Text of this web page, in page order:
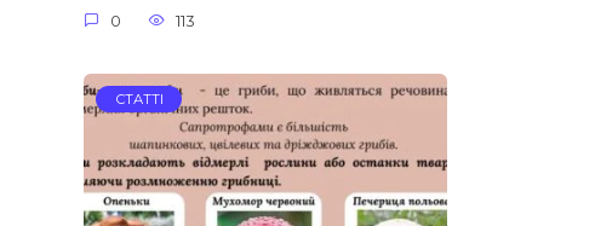
0 113
СТАТТІ